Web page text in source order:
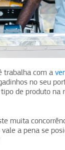
trabalha com a
no seu
de produto na
muita
vale a pena se